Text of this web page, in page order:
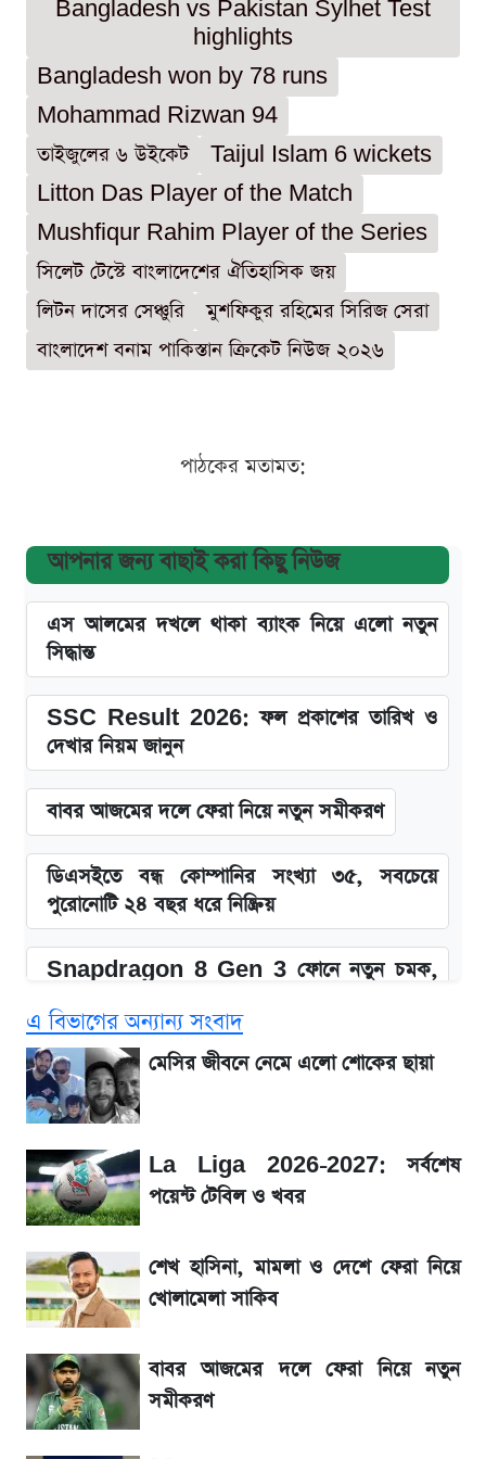
Bangladesh vs Pakistan Sylhet Test
highlights
Bangladesh won by 78 runs
Mohammad Rizwan 94
তাইজুলের ৬ উইকেট
Taijul Islam 6 wickets
Litton Das Player of the Match
Mushfiqur Rahim Player of the Series
সিলেট টেস্টে বাংলাদেশের ঐতিহাসিক জয়
লিটন দাসের সেঞ্চুরি
মুশফিকুর রহিমের সিরিজ সেরা
বাংলাদেশ বনাম পাকিস্তান ক্রিকেট নিউজ ২০২৬
পাঠকের মতামত:
আপনার জন্য বাছাই করা কিছু নিউজ
এস আলমের দখলে থাকা ব্যাংক নিয়ে এলো নতুন
সিদ্ধান্ত
SSC Result 2026: ফল প্রকাশের তারিখ ও
দেখার নিয়ম জানুন
বাবর আজমের দলে ফেরা নিয়ে নতুন সমীকরণ
ডিএসইতে বন্ধ কোম্পানির সংখ্যা ৩৫, সবচেয়ে
পুরোনোটি ২৪ বছর ধরে নিষ্ক্রিয়
Snapdragon 8 Gen 3 ফোনে নতুন চমক,
SSC Result 2026: যে ৩ উপায়ে জানা যাবে
ফল
১৮০ দিনের মূল্যায়ন শেষে মন্ত্রিসভায় পরিবর্তন
জেনে নিন আজকের সোনা ও রুপার সর্বশেষ দাম
আগে দেখে নিন, আজকের সোনার নতুন দাম
তাপমাত্রা নিয়ে নতুন পূর্বাভাস দিল আবহাওয়া অফিস
টিভিতে আজকের খেলা (৭ আগস্ট)
এ বিভাগের অন্যান্য সংবাদ
মেসির জীবনে নেমে এলো শোকের ছায়া
La Liga 2026-2027: সর্বশেষ
পয়েন্ট টেবিল ও খবর
শেখ হাসিনা, মামলা ও দেশে ফেরা নিয়ে
খোলামেলা সাকিব
বাবর আজমের দলে ফেরা নিয়ে নতুন
সমীকরণ